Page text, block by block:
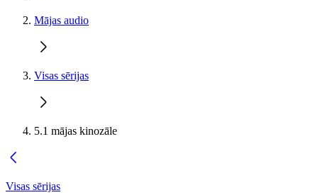
Mājas audio
Visas sērijas
5.1 mājas kinozāle
Visas sērijas